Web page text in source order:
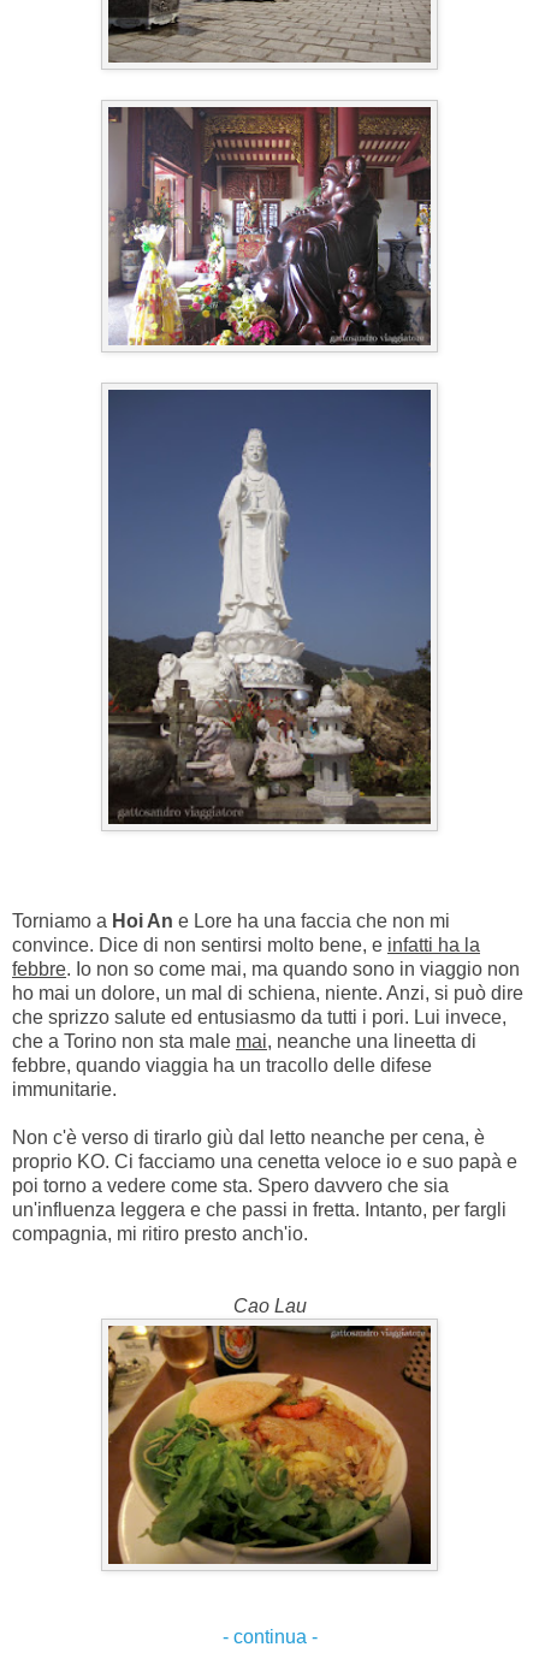
Torniamo a Hoi An e Lore ha una faccia che non mi
convince. Dice di non sentirsi molto bene, e infatti ha la
febbre. Io non so come mai, ma quando sono in viaggio non
ho mai un dolore, un mal di schiena, niente. Anzi, si può dire
che sprizzo salute ed entusiasmo da tutti i pori. Lui invece,
che a Torino non sta male mai, neanche una lineetta di
febbre, quando viaggia ha un tracollo delle difese
immunitarie.
Non c'è verso di tirarlo giù dal letto neanche per cena, è
proprio KO. Ci facciamo una cenetta veloce io e suo papà e
poi torno a vedere come sta. Spero davvero che sia
un'influenza leggera e che passi in fretta. Intanto, per fargli
compagnia, mi ritiro presto anch'io.
Cao Lau
- continua -